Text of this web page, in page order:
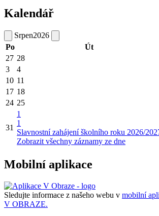
Kalendář
Srpen2026
Po
Út
27 28
3
4
10 11
17 18
24 25
31
1
1
Slavnostní zahájení školního roku 2026/
Zobrazit všechny záznamy ze dne
Mobilní aplikace
Sledujte informace z našeho webu v mobilní
V OBRAZE.